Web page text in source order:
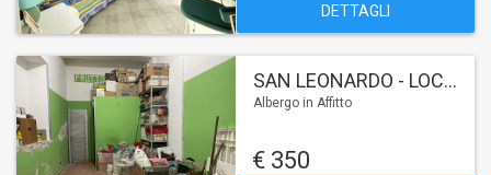
DETTAGLI
SAN LEONARDO - LOCALE C1
Albergo in Affitto
€ 350